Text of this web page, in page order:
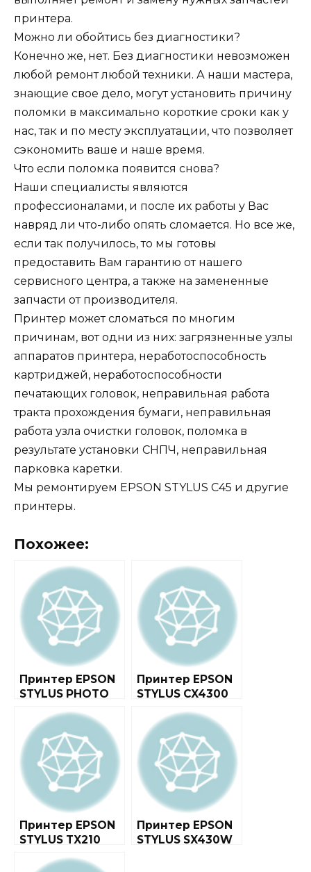
принтера.
Можно ли обойтись без диагностики?
Конечно же, нет. Без диагностики невозможен
любой ремонт любой техники. А наши мастера,
знающие свое дело, могут установить причину
поломки в максимально короткие сроки как у
нас, так и по месту эксплуатации, что позволяет
сэкономить ваше и наше время.
Что если поломка появится снова?
Наши специалисты являются
профессионалами, и после их работы у Вас
навряд ли что-либо опять сломается. Но все же,
если так получилось, то мы готовы
предоставить Вам гарантию от нашего
сервисного центра, а также на замененные
запчасти от производителя.
Принтер может сломаться по многим
причинам, вот одни из них: загрязненные узлы
аппаратов принтера, неработоспособность
картриджей, неработоспособности
печатающих головок, неправильная работа
тракта прохождения бумаги, неправильная
работа узла очистки головок, поломка в
результате установки СНПЧ, неправильная
парковка каретки.
Мы ремонтируем EPSON STYLUS C45 и другие
принтеры.
Похожее:
Принтер EPSON
STYLUS PHOTO
Принтер EPSON
STYLUS CX4300
Принтер EPSON
STYLUS TX210
Принтер EPSON
STYLUS SX430W